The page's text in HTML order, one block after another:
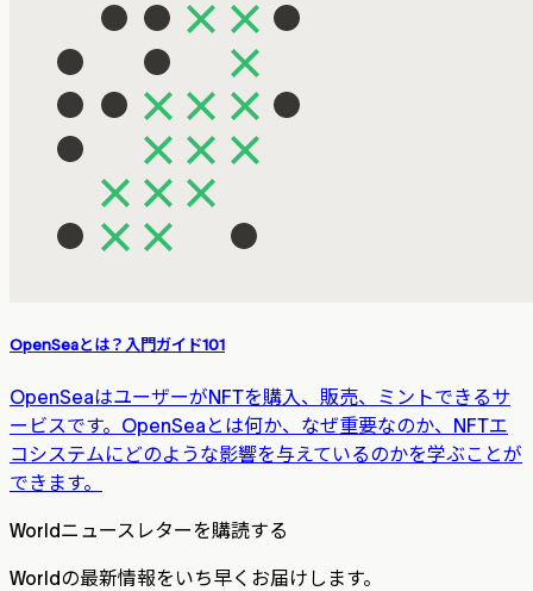
OpenSeaとは？入門ガイド101
OpenSeaはユーザーがNFTを購入、販売、ミントできるサ
ービスです。OpenSeaとは何か、なぜ重要なのか、NFTエ
コシステムにどのような影響を与えているのかを学ぶことが
できます。
Worldニュースレターを購読する
Worldの最新情報をいち早くお届けします。